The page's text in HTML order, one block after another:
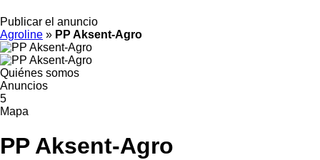
Publicar el anuncio
Agroline » PP Aksent-Agro
Quiénes somos
Anuncios
5
Mapa
PP Aksent-Agro